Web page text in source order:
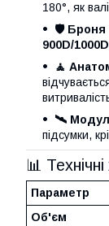
180°, як
🛡️ Броня
900D/1000D
🧘
🛰️
підсумки,
📊
Параметр
Об'єм